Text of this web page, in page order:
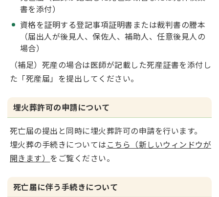
書を添付）
資格を証明する登記事項証明書または裁判書の謄本
（届出人が後見人、保佐人、補助人、任意後見人の
場合）
（補足）死産の場合は医師が記載した死産証書を添付し
た「死産届」を提出してください。
埋火葬許可の申請について
死亡届の提出と同時に埋火葬許可の申請を行います。
埋火葬の手続きについては こちら（新しいウィンドウが
開きます） をご覧ください。
死亡届に伴う手続きについて